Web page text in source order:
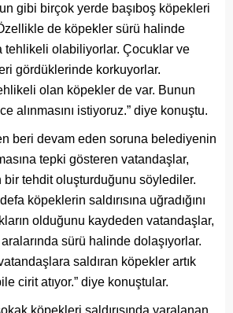
gibi birçok yerde başıboş köpekleri
de köpekler sürü halinde
tehlikeli olabiliyorlar. Çocuklar ve
gördüklerinde korkuyorlar.
olan köpekler de var. Bunun
alınmasını istiyoruz.” diye konuştu.
beri devam eden soruna belediyenin
tepki gösteren vatandaşlar,
bir tehdit oluşturduğunu söylediler.
köpeklerin saldırısına uğradığını
olduğunu kaydeden vatandaşlar,
sürü halinde dolaşıyorlar.
saldıran köpekler artık
cirit atıyor.” diye konuştular.
köpekleri saldırısında yaralanan